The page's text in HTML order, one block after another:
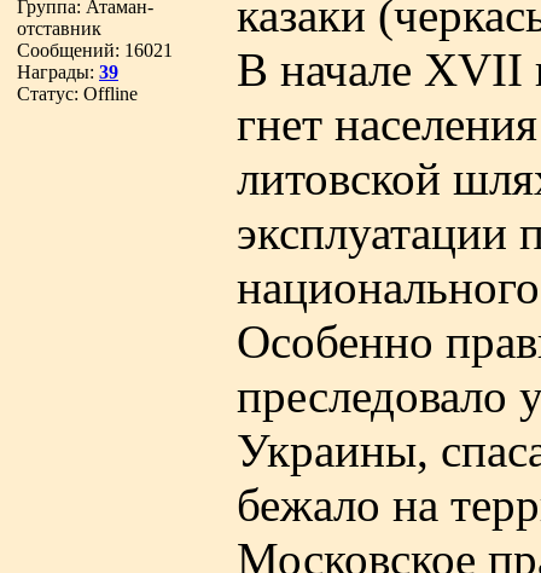
Группа: Атаман-
отставник
Сообщений: 16021
Награды: 39
Статус: Offline
казаки
В начале XVII
гнет
литовской
эксплуатации
Особенно
преследовало
Украины,
бежало на
Московское